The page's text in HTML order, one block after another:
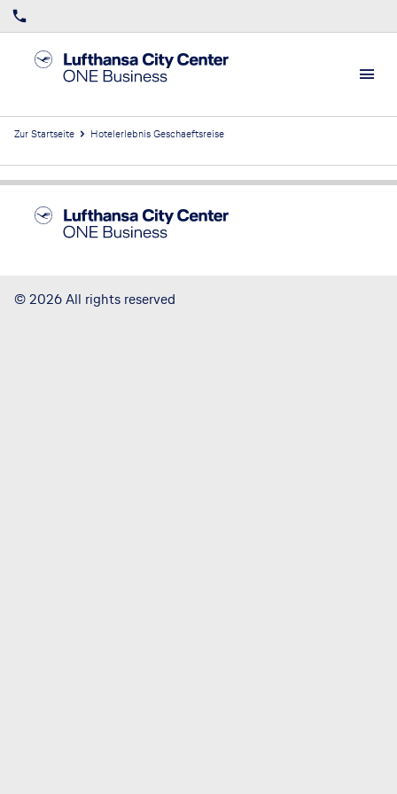
Zur Startseite Hotelerlebnis Geschaeftsreise
Footer
Footer navigation
Home
Allgemeine Geschäftsbedingungen
Datenschutz
Kontakt
Barrierefreiheitsstärkungsgesetz
Impressum
©2026All rights reserved